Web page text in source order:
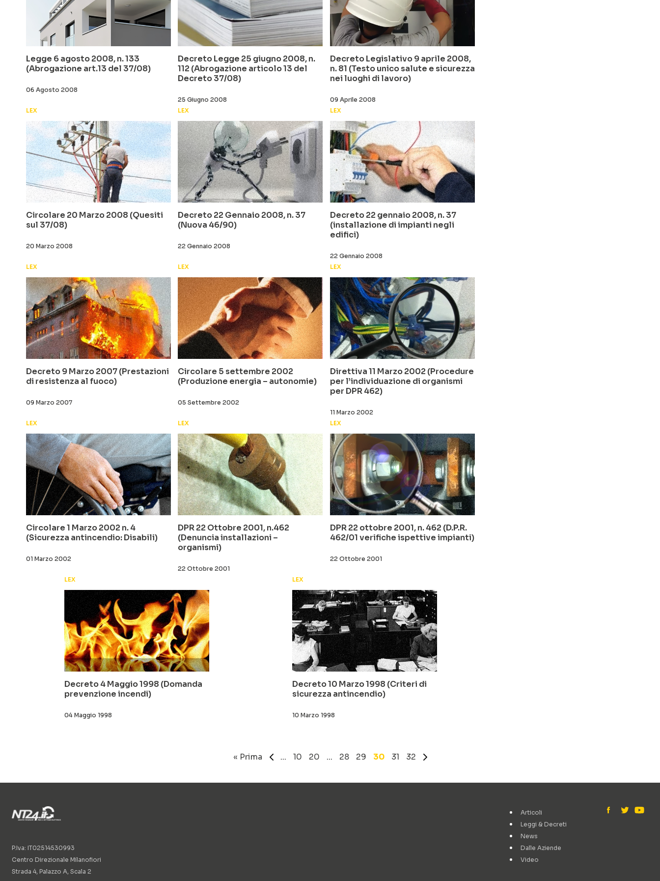
Legge 6 agosto 2008, n. 133
(Abrogazione art.13 del 37/08)
06 Agosto 2008
Decreto Legge 25 giugno 2008, n.
112 (Abrogazione articolo 13 del
Decreto 37/08)
25 Giugno 2008
Decreto Legislativo 9 aprile 2008,
n. 81 (Testo unico salute e sicurezza
nei luoghi di lavoro)
09 Aprile 2008
LEX
Circolare 20 Marzo 2008 (Quesiti
sul 37/08)
20 Marzo 2008
LEX
Decreto 22 Gennaio 2008, n. 37
(Nuova 46/90)
22 Gennaio 2008
LEX
Decreto 22 gennaio 2008, n. 37
(installazione di impianti negli
edifici)
22 Gennaio 2008
LEX
Decreto 9 Marzo 2007 (Prestazioni
di resistenza al fuoco)
09 Marzo 2007
LEX
Circolare 5 settembre 2002
(Produzione energia – autonomie)
05 Settembre 2002
LEX
Direttiva 11 Marzo 2002 (Procedure
per l’individuazione di organismi
per DPR 462)
11 Marzo 2002
LEX
Circolare 1 Marzo 2002 n. 4
(Sicurezza antincendio: Disabili)
01 Marzo 2002
LEX
DPR 22 Ottobre 2001, n.462
(Denuncia installazioni –
organismi)
22 Ottobre 2001
LEX
DPR 22 ottobre 2001, n. 462 (D.P.R.
462/01 verifiche ispettive impianti)
22 Ottobre 2001
LEX
Decreto 4 Maggio 1998 (Domanda
prevenzione incendi)
04 Maggio 1998
LEX
Decreto 10 Marzo 1998 (Criteri di
sicurezza antincendio)
10 Marzo 1998
« Prima « ... 10 20 ... 28 29 30 31 32 »
P.Iva: IT02514530993
Centro Direzionale Milanofiori
Strada 4, Palazzo A, Scala 2
Articoli
Leggi & Decreti
News
Dalle Aziende
Video